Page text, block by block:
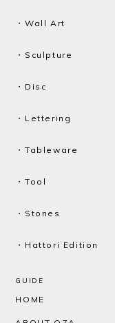
・Wall Art
・Sculpture
・Disc
・Lettering
・Tableware
・Tool
・Stones
・Hattori Edition
GUIDE
HOME